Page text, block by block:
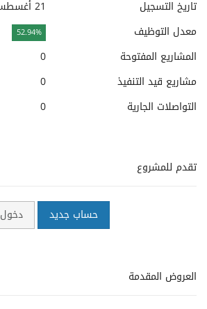
تاريخ التسجيل
21 أغسطس 2018
معدل التوظيف
52.94%
المشاريع المفتوحة
0
مشاريع قيد التنفيذ
0
التواصلات الجارية
0
تقدم للمشروع
حساب جديد دخول
العروض المقدمة